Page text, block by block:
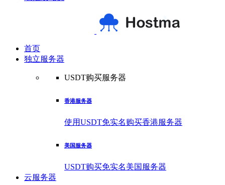
首页
独立服务器
USDT购买服务器
香港服务器
使用USDT免实名购买香港服务器
美国服务器
USDT购买免实名美国服务器
云服务器